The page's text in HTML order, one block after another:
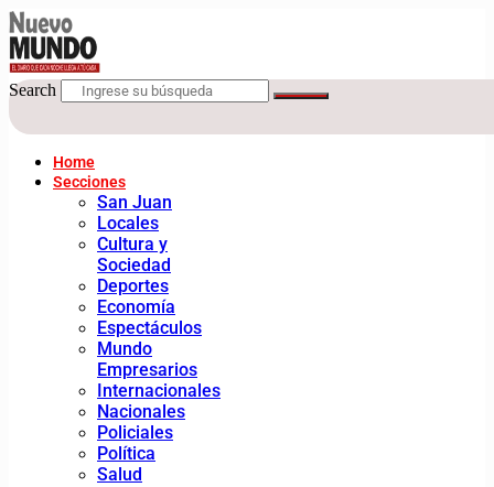
Search
Home
Secciones
San Juan
Locales
Cultura y
Sociedad
Deportes
Economía
Espectáculos
Mundo
Empresarios
Internacionales
Nacionales
Policiales
Política
Salud